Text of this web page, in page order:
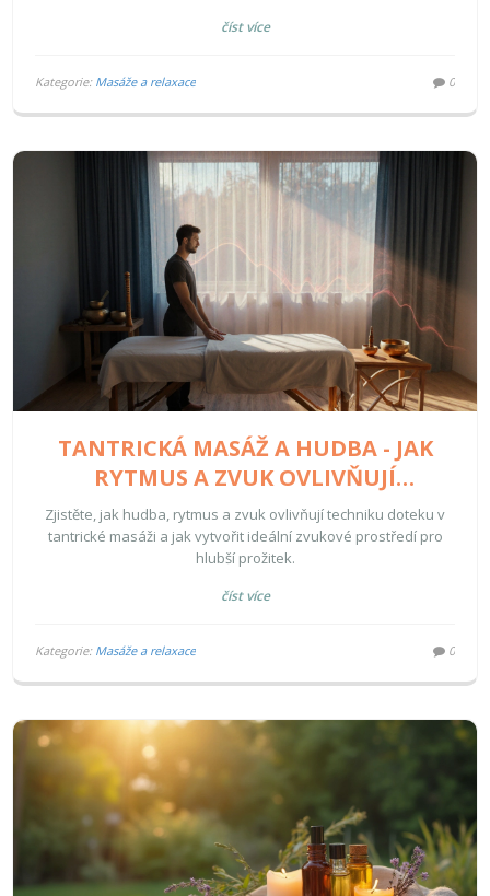
číst více
Kategorie: Masáže a relaxace 0
TANTRICKÁ MASÁŽ A HUDBA - JAK
RYTMUS A ZVUK OVLIVŇUJÍ
TECHNIKU DOTEKU
Zjistěte, jak hudba, rytmus a zvuk ovlivňují techniku doteku v
tantrické masáži a jak vytvořit ideální zvukové prostředí pro
hlubší prožitek.
číst více
Kategorie: Masáže a relaxace 0